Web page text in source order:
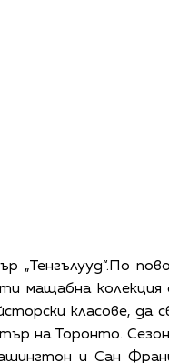
„Тенгълууд“.По
мащабна
класове, да
на Торонто.
и Сан